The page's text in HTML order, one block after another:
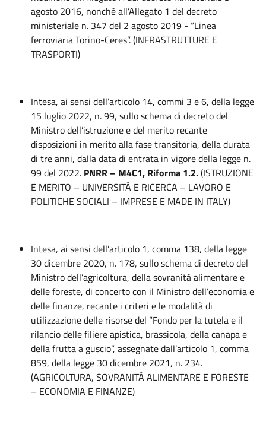
agosto 2016, nonché all’Allegato 1 del decreto
ministeriale n. 347 del 2 agosto 2019 - “Linea
ferroviaria Torino-Ceres”. (INFRASTRUTTURE E
TRASPORTI)
Intesa, ai sensi dell’articolo 14, commi 3 e 6, della legge
15 luglio 2022, n. 99, sullo schema di decreto del
Ministro dell’istruzione e del merito recante
disposizioni in merito alla fase transitoria, della durata
di tre anni, dalla data di entrata in vigore della legge n.
99 del 2022. PNRR – M4C1, Riforma 1.2.(ISTRUZIONE
E MERITO – UNIVERSITÀ E RICERCA – LAVORO E
POLITICHE SOCIALI – IMPRESE E MADE IN ITALY)
Intesa, ai sensi dell’articolo 1, comma 138, della legge
30 dicembre 2020, n. 178, sullo schema di decreto del
Ministro dell’agricoltura, della sovranità alimentare e
delle foreste, di concerto con il Ministro dell’economia e
delle finanze, recante i criteri e le modalità di
utilizzazione delle risorse del “Fondo per la tutela e il
rilancio delle filiere apistica, brassicola, della canapa e
della frutta a guscio”, assegnate dall’articolo 1, comma
859, della legge 30 dicembre 2021, n. 234.
(AGRICOLTURA, SOVRANITÀ ALIMENTARE E FORESTE
– ECONOMIA E FINANZE)